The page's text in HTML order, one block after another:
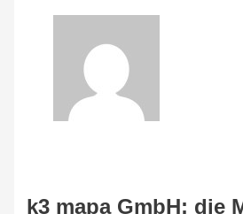
k3 mapa GmbH: die